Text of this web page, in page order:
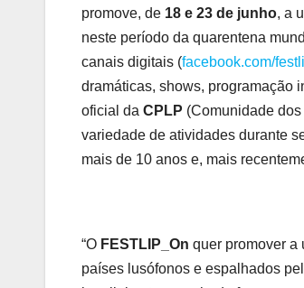
promove, de 18 e 23 de junho, a
neste período da quarentena
canais digitais (facebook.com/
dramáticas, shows, programação
oficial da CPLP (Comunidade
variedade de atividades durante
mais de 10 anos e, mais
“O FESTLIP_On quer promover a
países lusófonos e espalhados